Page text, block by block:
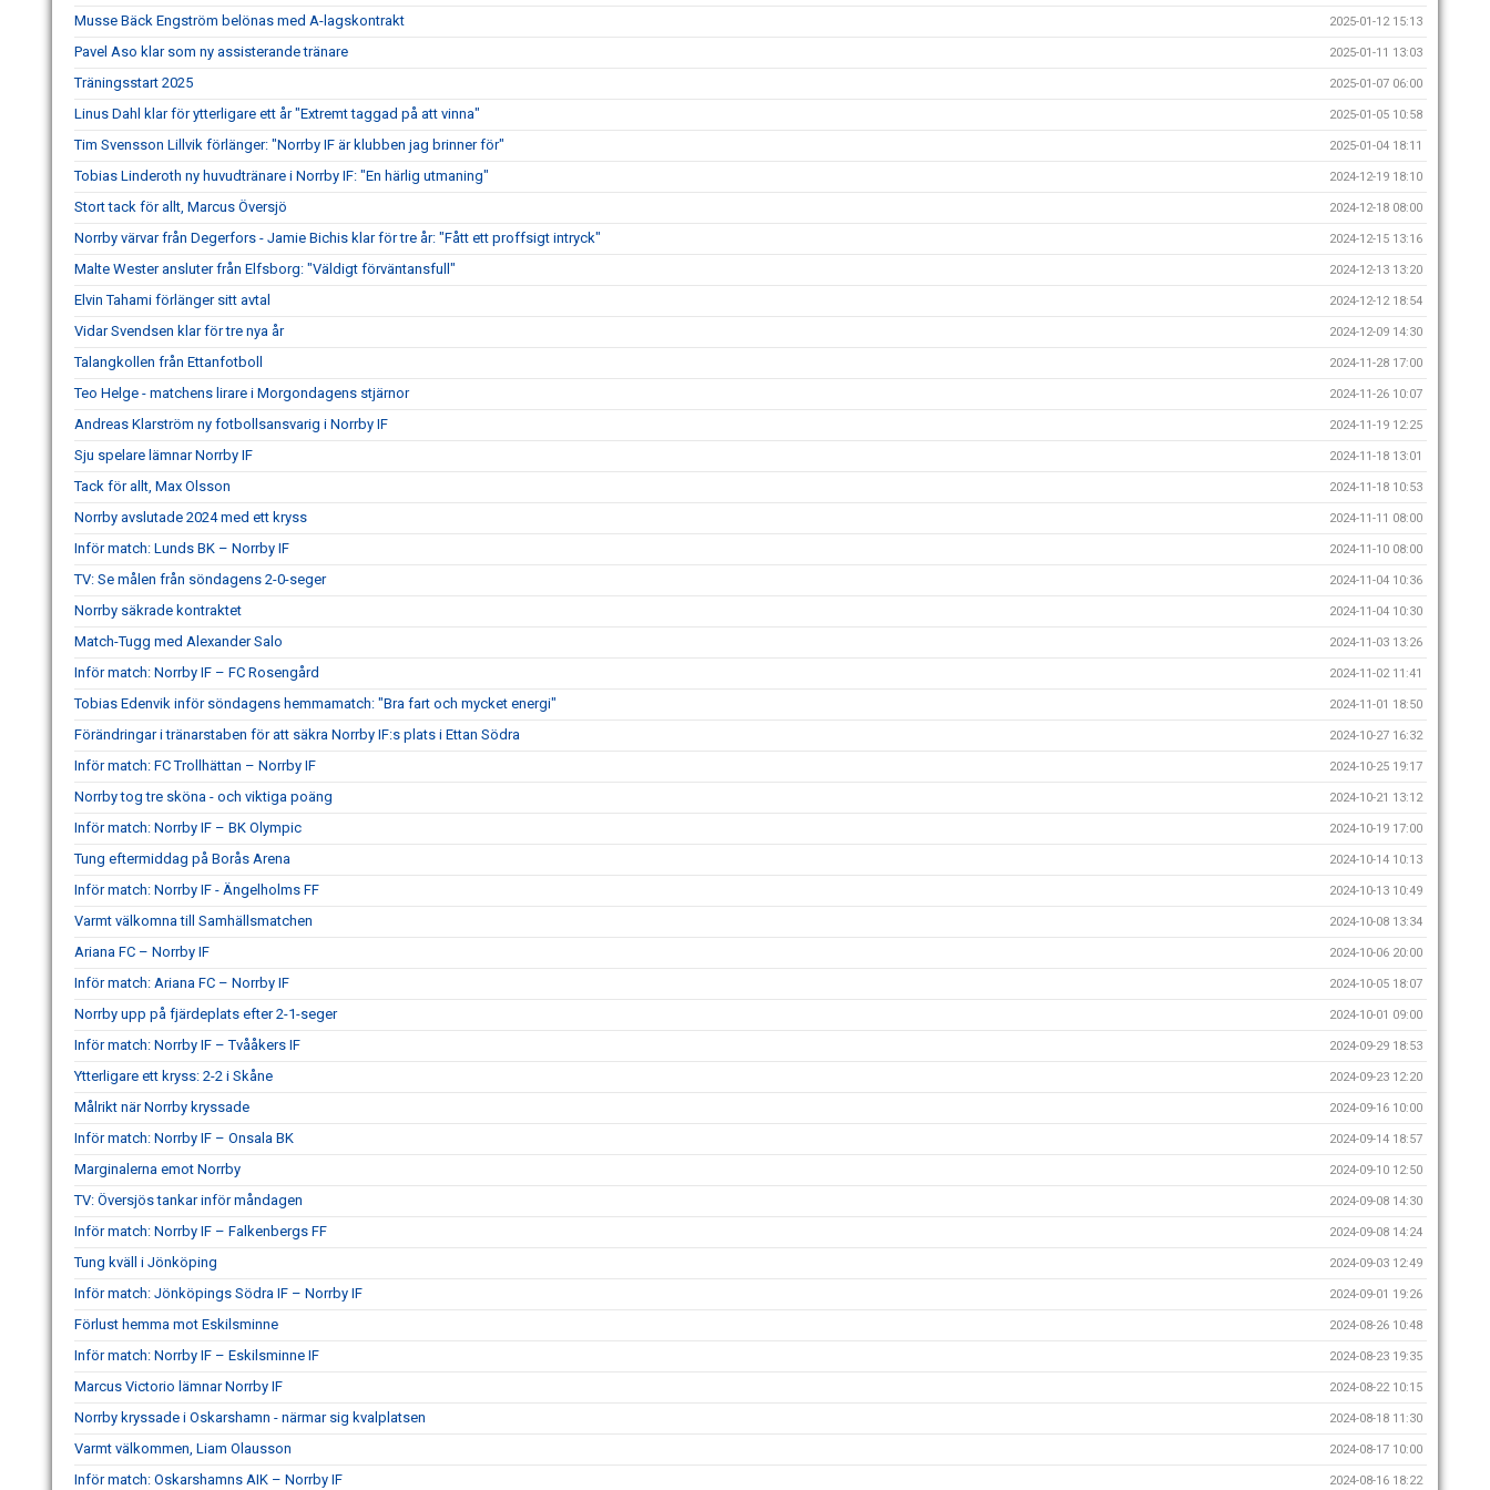
Musse Bäck Engström belönas med A-lagskontrakt 2025-01-12 15:13
Pavel Aso klar som ny assisterande tränare 2025-01-11 13:03
Träningsstart 2025 2025-01-07 06:00
Linus Dahl klar för ytterligare ett år "Extremt taggad på att vinna" 2025-01-05 10:58
Tim Svensson Lillvik förlänger: "Norrby IF är klubben jag brinner för" 2025-01-04 18:11
Tobias Linderoth ny huvudtränare i Norrby IF: "En härlig utmaning" 2024-12-19 18:10
Stort tack för allt, Marcus Översjö 2024-12-18 08:00
Norrby värvar från Degerfors - Jamie Bichis klar för tre år: "Fått ett proffsigt intryck" 2024-12-15 13:16
Malte Wester ansluter från Elfsborg: "Väldigt förväntansfull" 2024-12-13 13:20
Elvin Tahami förlänger sitt avtal 2024-12-12 18:54
Vidar Svendsen klar för tre nya år 2024-12-09 14:30
Talangkollen från Ettanfotboll 2024-11-28 17:00
Teo Helge - matchens lirare i Morgondagens stjärnor 2024-11-26 10:07
Andreas Klarström ny fotbollsansvarig i Norrby IF 2024-11-19 12:25
Sju spelare lämnar Norrby IF 2024-11-18 13:01
Tack för allt, Max Olsson 2024-11-18 10:53
Norrby avslutade 2024 med ett kryss 2024-11-11 08:00
Inför match: Lunds BK – Norrby IF 2024-11-10 08:00
TV: Se målen från söndagens 2-0-seger 2024-11-04 10:36
Norrby säkrade kontraktet 2024-11-04 10:30
Match-Tugg med Alexander Salo 2024-11-03 13:26
Inför match: Norrby IF – FC Rosengård 2024-11-02 11:41
Tobias Edenvik inför söndagens hemmamatch: "Bra fart och mycket energi" 2024-11-01 18:50
Förändringar i tränarstaben för att säkra Norrby IF:s plats i Ettan Södra 2024-10-27 16:32
Inför match: FC Trollhättan – Norrby IF 2024-10-25 19:17
Norrby tog tre sköna - och viktiga poäng 2024-10-21 13:12
Inför match: Norrby IF – BK Olympic 2024-10-19 17:00
Tung eftermiddag på Borås Arena 2024-10-14 10:13
Inför match: Norrby IF - Ängelholms FF 2024-10-13 10:49
Varmt välkomna till Samhällsmatchen 2024-10-08 13:34
Ariana FC – Norrby IF 2024-10-06 20:00
Inför match: Ariana FC – Norrby IF 2024-10-05 18:07
Norrby upp på fjärdeplats efter 2-1-seger 2024-10-01 09:00
Inför match: Norrby IF – Tvååkers IF 2024-09-29 18:53
Ytterligare ett kryss: 2-2 i Skåne 2024-09-23 12:20
Målrikt när Norrby kryssade 2024-09-16 10:00
Inför match: Norrby IF – Onsala BK 2024-09-14 18:57
Marginalerna emot Norrby 2024-09-10 12:50
TV: Översjös tankar inför måndagen 2024-09-08 14:30
Inför match: Norrby IF – Falkenbergs FF 2024-09-08 14:24
Tung kväll i Jönköping 2024-09-03 12:49
Inför match: Jönköpings Södra IF – Norrby IF 2024-09-01 19:26
Förlust hemma mot Eskilsminne 2024-08-26 10:48
Inför match: Norrby IF – Eskilsminne IF 2024-08-23 19:35
Marcus Victorio lämnar Norrby IF 2024-08-22 10:15
Norrby kryssade i Oskarshamn - närmar sig kvalplatsen 2024-08-18 11:30
Varmt välkommen, Liam Olausson 2024-08-17 10:00
Inför match: Oskarshamns AIK – Norrby IF 2024-08-16 18:22